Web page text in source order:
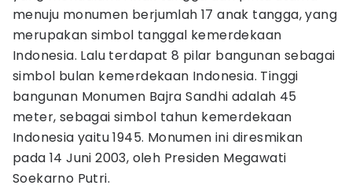
menuju monumen berjumlah 17 anak tangga, yang
merupakan simbol tanggal kemerdekaan
Indonesia. Lalu terdapat 8 pilar bangunan sebagai
simbol bulan kemerdekaan Indonesia. Tinggi
bangunan Monumen Bajra Sandhi adalah 45
meter, sebagai simbol tahun kemerdekaan
Indonesia yaitu 1945. Monumen ini diresmikan
pada 14 Juni 2003, oleh Presiden Megawati
Soekarno Putri.